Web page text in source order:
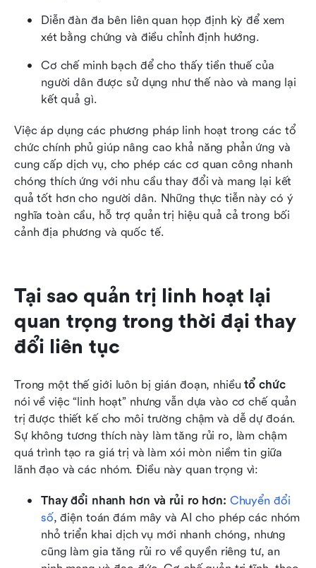
Diễn đàn đa bên liên quan họp định kỳ để xem
xét bằng chứng và điều chỉnh định hướng.
Cơ chế minh bạch để cho thấy tiền thuế của
người dân được sử dụng như thế nào và mang lại
kết quả gì.
Việc áp dụng các phương pháp linh hoạt trong các tổ
chức chính phủ giúp nâng cao khả năng phản ứng và
cung cấp dịch vụ, cho phép các cơ quan công nhanh
chóng thích ứng với nhu cầu thay đổi và mang lại kết
quả tốt hơn cho người dân. Những thực tiễn này có ý
nghĩa toàn cầu, hỗ trợ quản trị hiệu quả cả trong bối
cảnh địa phương và quốc tế.
Tại sao quản trị linh hoạt lại
quan trọng trong thời đại thay
đổi liên tục
Trong một thế giới luôn bị gián đoạn, nhiều tổ chức
nói về việc “linh hoạt” nhưng vẫn dựa vào cơ chế quản
trị được thiết kế cho môi trường chậm và dễ dự đoán.
Sự không tương thích này làm tăng rủi ro, làm chậm
quá trình tạo ra giá trị và làm xói mòn niềm tin giữa
lãnh đạo và các nhóm. Điều này quan trọng vì:
Thay đổi nhanh hơn và rủi ro hơn: Chuyển đổi
số, điện toán đám mây và AI cho phép các nhóm
nhỏ triển khai dịch vụ mới nhanh chóng, nhưng
cũng làm gia tăng rủi ro về quyền riêng tư, an